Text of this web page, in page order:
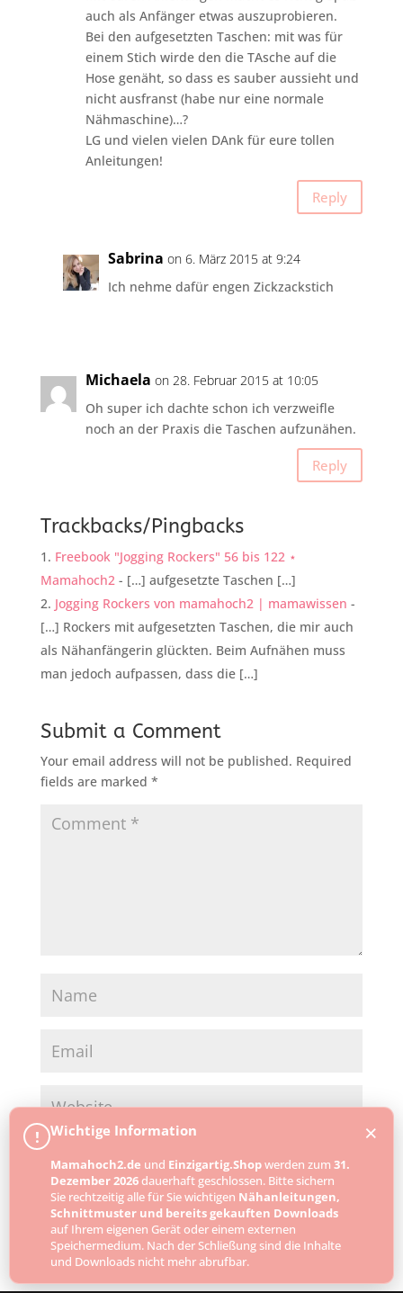
auch als Anfänger etwas auszuprobieren.
Bei den aufgesetzten Taschen: mit was für
einem Stich wirde den die TAsche auf die
Hose genäht, so dass es sauber aussieht und
nicht ausfranst (habe nur eine normale
Nähmaschine)…?
LG und vielen vielen DAnk für eure tollen
Anleitungen!
Reply
Sabrina on 6. März 2015 at 9:24
Ich nehme dafür engen Zickzackstich
Michaela on 28. Februar 2015 at 10:05
Oh super ich dachte schon ich verzweifle
noch an der Praxis die Taschen aufzunähen.
Reply
Trackbacks/Pingbacks
Freebook "Jogging Rockers" 56 bis 122 ⋆
Mamahoch2- […] aufgesetzte Taschen […]
Jogging Rockers von mamahoch2 | mamawissen -
[…] Rockers mit aufgesetzten Taschen, die mir auch
als Nähanfängerin glückten. Beim Aufnähen muss
man jedoch aufpassen, dass die […]
Submit a Comment
Your email address will not be published. Required
fields are marked *
! Wichtige Information
Mamahoch2.de und Einzigartig.Shopwerden zum 31.
Dezember 2026dauerhaft geschlossen. Bitte sichern
Sie rechtzeitig alle für Sie wichtigen Nähanleitungen,
Schnittmuster und bereits gekauften Downloads
auf Ihrem eigenen Gerät oder einem externen
Speichermedium. Nach der Schließung sind die Inhalte
und Downloads nicht mehr abrufbar.
×